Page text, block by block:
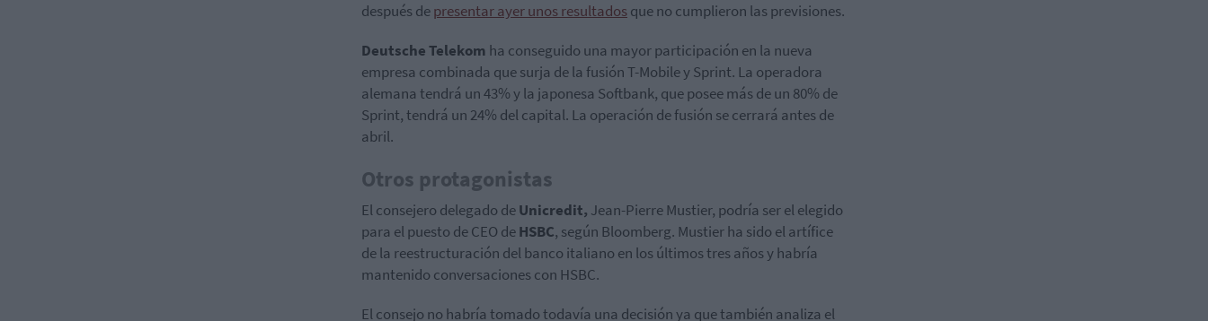
después depresentar ayer unos resultadosque no cumplieron las previsiones.
Deutsche Telekom ha conseguido una mayor participación en la nueva
empresa combinada que surja de la fusión T-Mobile y Sprint. La operadora
alemana tendrá un 43% y la japonesa Softbank, que posee más de un 80% de
Sprint, tendrá un 24% del capital. La operación de fusión se cerrará antes de
abril.
Otros protagonistas
El consejero delegado deUnicredit, Jean-Pierre Mustier, podría ser el elegido
para el puesto de CEO deHSBC, según Bloomberg. Mustier ha sido el artífice
de la reestructuración del banco italiano en los últimos tres años y habría
mantenido conversaciones con HSBC.
El consejo no habría tomado todavía una decisión ya que también analiza el